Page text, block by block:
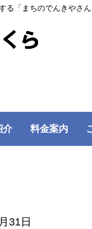
る「まちのでんきやさ
介 料金案内
31日